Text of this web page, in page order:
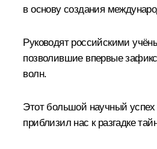
в основу создания
Руководят российскими
позволившие впервые
волн.
Этот большой научный
приблизил нас к разгадке